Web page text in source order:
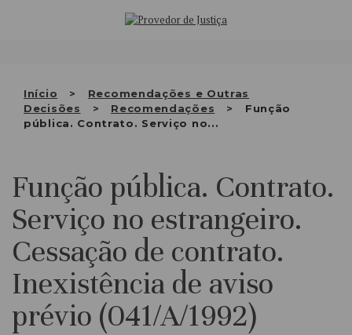
Início
Recomendações e Outras
Decisões
Recomendações
Função
pública. Contrato. Serviço no...
QUEM SOMOS
RECOMENDAÇÕES E OUTRAS
DECISÕES
APRESENTAR QUEIXA
PT
Função pública. Contrato.
Serviço no estrangeiro.
Cessação de contrato.
Inexistência de aviso
prévio (041/A/1992)